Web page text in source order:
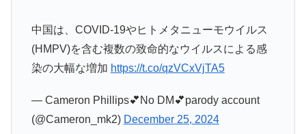
中国は、COVID-19やヒトメタニューモウイルス
(HMPV)を含む複数の致命的なウイルスによる感
染の大幅な増加 https://t.co/qzVCxVjTA5
— Cameron Phillips💕No DM💕parody account
(@Cameron_mk2) December 25, 2024